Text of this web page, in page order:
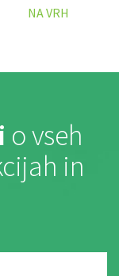
NA VRH
o vseh
in